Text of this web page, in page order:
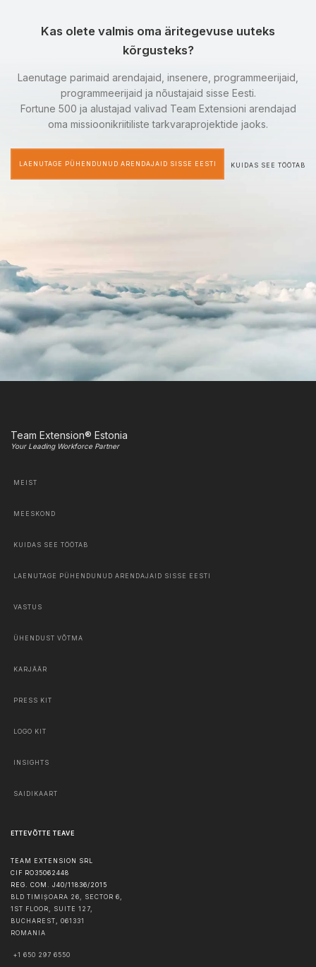
Kas olete valmis oma äritegevuse uuteks
kõrgusteks?
Laenutage parimaid arendajaid, insenere, programmeerijaid,
programmeerijaid ja nõustajaid sisse Eesti.
Fortune 500 ja alustajad valivad Team Extensioni arendajad
oma missioonikriitiliste tarkvaraprojektide jaoks.
LAENUTAGE PÜHENDUNUD ARENDAJAID SISSE EESTI KUIDAS SEE TÖÖTAB
Team Extension® Estonia
Your Leading Workforce Partner
MEIST
MEESKOND
KUIDAS SEE TÖÖTAB
LAENUTAGE PÜHENDUNUD ARENDAJAID SISSE EESTI
VASTUS
ÜHENDUST VÕTMA
KARJÄÄR
PRESS KIT
LOGO KIT
INSIGHTS
SAIDIKAART
ETTEVÕTTE TEAVE
TEAM EXTENSION SRL
CIF RO35062448
REG. COM. J40/11836/2015
BLD TIMIȘOARA 26, SECTOR 6,
1ST FLOOR, SUITE 127,
BUCHAREST, 061331
ROMANIA
+1 650 297 6550